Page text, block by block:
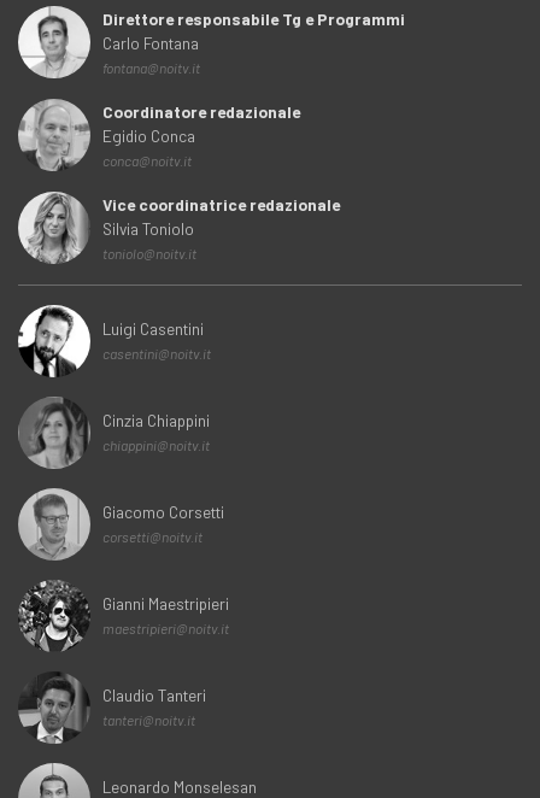
Direttore responsabile Tg e Programmi
Carlo Fontana
fontana@noitv.it
Coordinatore redazionale
Egidio Conca
conca@noitv.it
Vice coordinatrice redazionale
Silvia Toniolo
toniolo@noitv.it
Luigi Casentini
casentini@noitv.it
Cinzia Chiappini
chiappini@noitv.it
Giacomo Corsetti
corsetti@noitv.it
Gianni Maestripieri
maestripieri@noitv.it
Claudio Tanteri
tanteri@noitv.it
Leonardo Monselesan